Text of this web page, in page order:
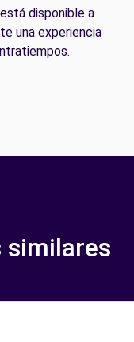
disponible a
una experiencia
similares